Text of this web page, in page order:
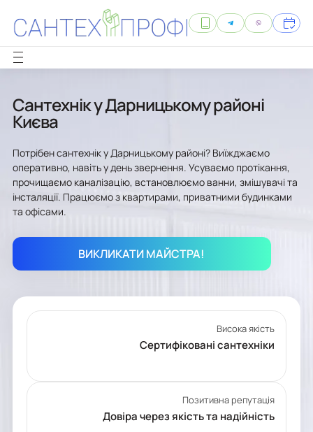
Сантехнік у Дарницькому районі
Києва
Потрібен сантехнік у Дарницькому районі? Виїжджаємо
оперативно, навіть у день звернення. Усуваємо протікання,
прочищаємо каналізацію, встановлюємо ванни, змішувачі та
інсталяції. Працюємо з квартирами, приватними будинками
та офісами.
ВИКЛИКАТИ МАЙСТРА!
Висока якість
Сертифіковані сантехніки
Позитивна репутація
Довіра через якість та надійність